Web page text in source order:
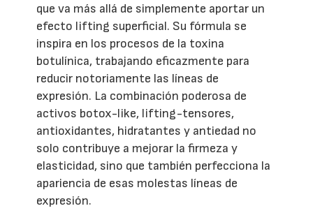
que va más allá de simplemente aportar un
efecto lifting superficial. Su fórmula se
inspira en los procesos de la toxina
botulínica, trabajando eficazmente para
reducir notoriamente las líneas de
expresión. La combinación poderosa de
activos botox-like, lifting-tensores,
antioxidantes, hidratantes y antiedad no
solo contribuye a mejorar la firmeza y
elasticidad, sino que también perfecciona la
apariencia de esas molestas líneas de
expresión.